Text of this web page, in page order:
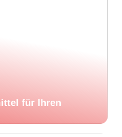
für Ihren